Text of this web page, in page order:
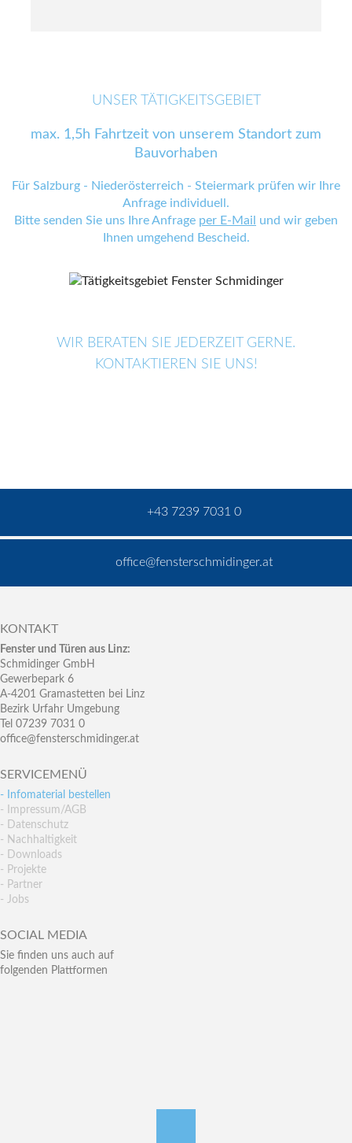
UNSER TÄTIGKEITSGEBIET
max. 1,5h Fahrtzeit von unserem Standort zum
Bauvorhaben
Für Salzburg - Niederösterreich - Steiermark prüfen wir Ihre
Anfrage individuell.
Bitte senden Sie uns Ihre Anfrage per E-Mail
und wir geben
Ihnen umgehend Bescheid.
WIR BERATEN SIE JEDERZEIT GERNE.
KONTAKTIEREN SIE UNS!
+43 7239 7031 0
office@fensterschmidinger.at
KONTAKT
Fenster und Türen aus Linz:
Schmidinger GmbH
Gewerbepark 6
A-4201 Gramastetten bei Linz
Bezirk Urfahr Umgebung
Tel 07239 7031 0
office@fensterschmidinger.at
SERVICEMENÜ
- Infomaterial bestellen
- Impressum/AGB
- Datenschutz
- Nachhaltigkeit
- Downloads
- Projekte
- Partner
- Jobs
SOCIAL MEDIA
Sie finden uns auch auf
folgenden Plattformen